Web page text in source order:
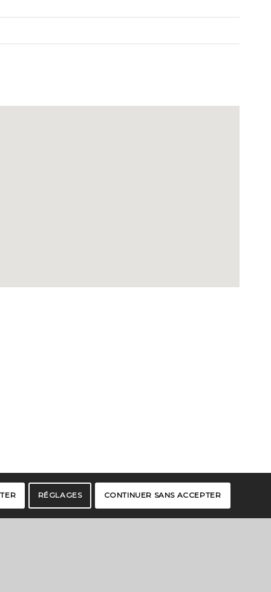
RÉGLAGES CONTINUER SANS ACCEPTER